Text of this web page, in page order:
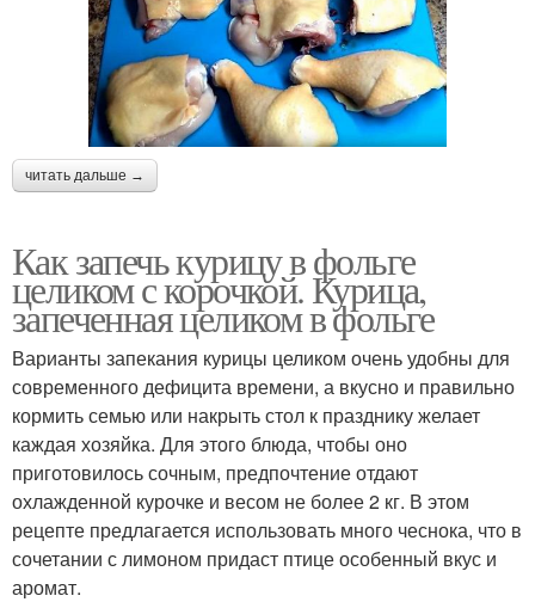
читать дальше →
Как запечь курицу в фольге
целиком с корочкой. Курица,
запеченная целиком в фольге
Варианты запекания курицы целиком очень удобны для
современного дефицита времени, а вкусно и правильно
кормить семью или накрыть стол к празднику желает
каждая хозяйка. Для этого блюда, чтобы оно
приготовилось сочным, предпочтение отдают
охлажденной курочке и весом не более 2 кг. В этом
рецепте предлагается использовать много чеснока, что в
сочетании с лимоном придаст птице особенный вкус и
аромат.